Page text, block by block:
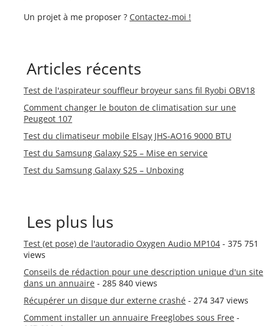
Un projet à me proposer ? Contactez-moi !
Articles récents
Test de l'aspirateur souffleur broyeur sans fil Ryobi OBV18
Comment changer le bouton de climatisation sur une
Peugeot 107
Test du climatiseur mobile Elsay JHS-AO16 9000 BTU
Test du Samsung Galaxy S25 – Mise en service
Test du Samsung Galaxy S25 – Unboxing
Les plus lus
Test (et pose) de l'autoradio Oxygen Audio MP104 - 375 751
views
Conseils de rédaction pour une description unique d'un site
dans un annuaire - 285 840 views
Récupérer un disque dur externe crashé - 274 347 views
Comment installer un annuaire Freeglobes sous Free -